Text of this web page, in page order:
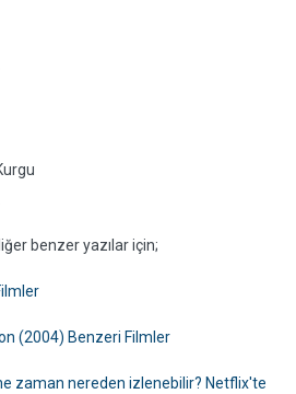
benzer yazılar için;
(2004) Benzeri Filmler
zaman nereden izlenebilir? Netflix'te